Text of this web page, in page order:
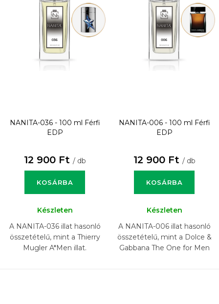
NANITA-036 - 100 ml
Férfi
EDP
12 900 Ft / db
KOSÁRBA
Készleten
A NANITA-036 illat hasonló
összetételű, mint a Thierry
Mugler A*Men illat.
NANITA-006 - 100 ml
Férfi
EDP
12 900 Ft / db
KOSÁRBA
Készleten
A NANITA-006 illat hasonló
összetételű, mint a Dolce &
Gabbana The One for Men